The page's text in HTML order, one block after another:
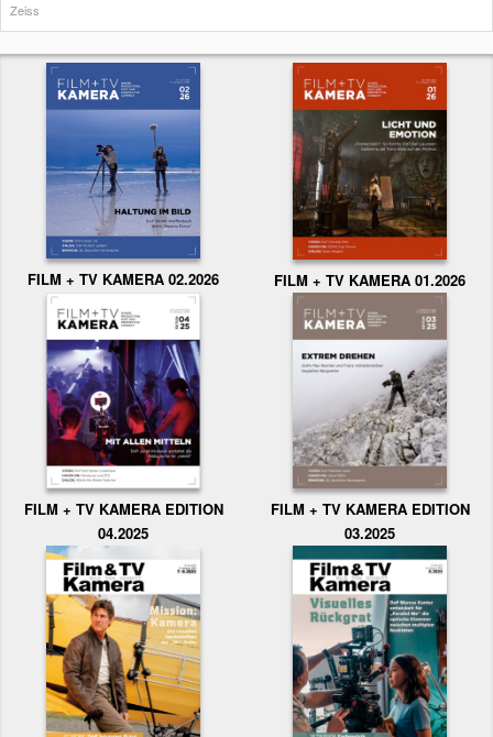
Zeiss
FILM + TV KAMERA 02.2026 FILM + TV KAMERA 01.2026
FILM + TV KAMERA EDITION
04.2025
FILM + TV KAMERA EDITION
03.2025